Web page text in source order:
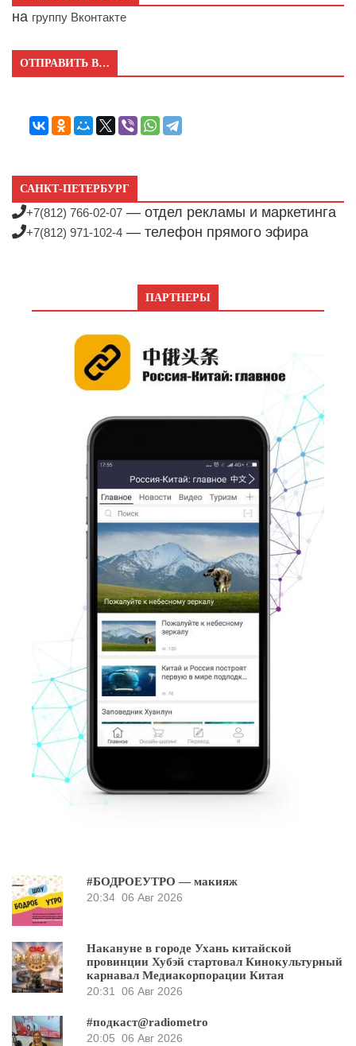
на группу Вконтакте
ОТПРАВИТЬ В…
САНКТ-ПЕТЕРБУРГ
+7(812) 766-02-07 — отдел рекламы и маркетинга
+7(812) 971-102-4 — телефон прямого эфира
ПАРТНЕРЫ
#БОДРОЕУТРО — макияж
20:34 06 Авг 2026
Накануне в городе Ухань китайской
провинции Хубэй стартовал Кинокультурный
карнавал Медиакорпорации Китая
20:31
06 Авг 2026
#подкаст@radiometro
20:05 06 Авг 2026